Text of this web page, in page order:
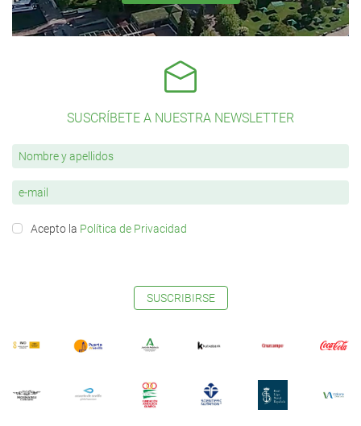
SUSCRÍBETE A NUESTRA NEWSLETTER
Acepto la Política de Privacidad
SUSCRIBIRSE